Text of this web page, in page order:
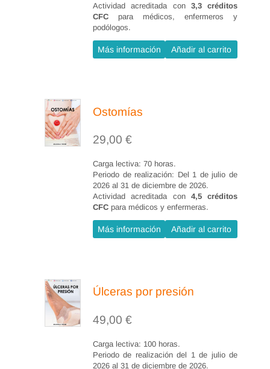
Actividad acreditada con 3,3 créditos
CFC para médicos, enfermeros y
podólogos.
Más información Añadir al carrito
Ostomías
29,00 €
Carga lectiva: 70 horas.
Periodo de realización: Del 1 de julio de
2026 al 31 de diciembre de 2026.
Actividad acreditada con 4,5 créditos
CFC para médicos y enfermeras.
Más información Añadir al carrito
Úlceras por presión
49,00 €
Carga lectiva: 100 horas.
Periodo de realización del 1 de julio de
2026 al 31 de diciembre de 2026.